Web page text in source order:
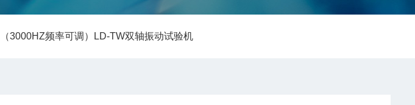
3000HZ频率可调）LD-TW双轴振动试验机